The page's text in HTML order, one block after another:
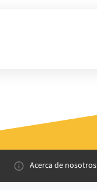
Acerca de nosotros